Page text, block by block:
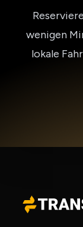
wenigen
lokale